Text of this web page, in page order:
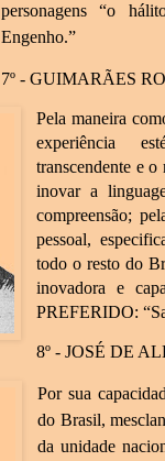
personagens “o
Engenho.”
7º - GUIMARÃES
Pela maneira
experiência
transcendente e
inovar a
compreensão;
pessoal,
todo o resto do
inovadora e
PREFERIDO:
8º - JOSÉ DE
Por sua
do Brasil,
da unidade